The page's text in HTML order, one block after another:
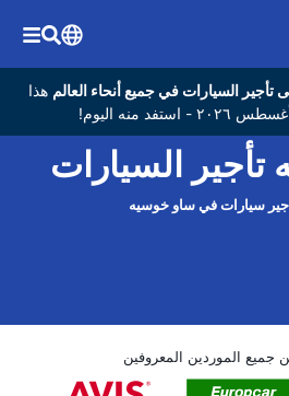
هذا
السيارات
سيارات في ساو خوسيه
جميع الموردين المعروفين